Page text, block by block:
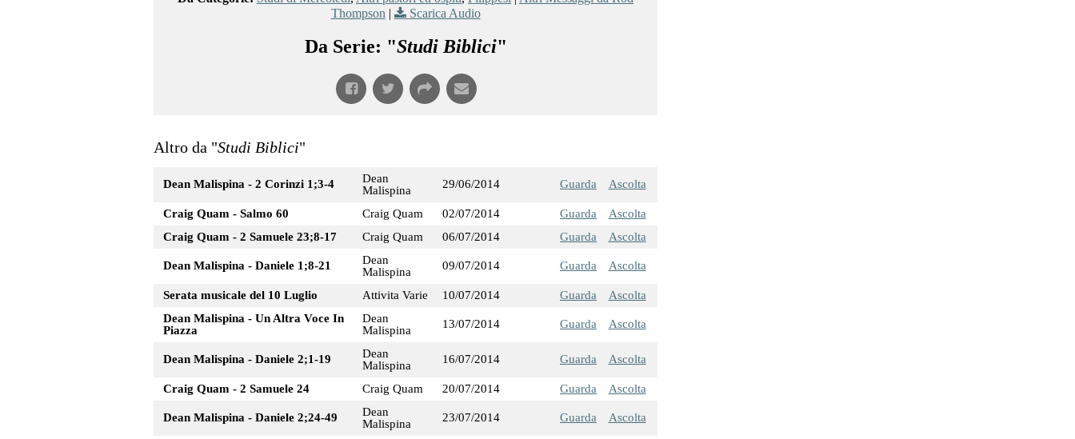
Thompson | Scarica Audio
Da Serie: "Studi Biblici"
Altro da "Studi Biblici"
Dean Malispina - 2 Corinzi 1;3-4
Dean
Malispina
29/06/2014 Guarda Ascolta
Craig Quam - Salmo 60 Craig Quam 02/07/2014 Guarda
Ascolta
Craig Quam - 2 Samuele 23;8-17
Craig Quam 06/07/2014 Guarda Ascolta
Dean Malispina - Daniele 1;8-21
Dean
Malispina
09/07/2014 Guarda Ascolta
Serata musicale del 10 Luglio Attivita Varie 10/07/2014 Guarda
Ascolta
Dean Malispina - Un Altra Voce In
Piazza
Dean
Malispina
13/07/2014 Guarda Ascolta
Dean Malispina - Daniele 2;1-19
Dean
Malispina
16/07/2014 Guarda Ascolta
Craig Quam - 2 Samuele 24 Craig Quam 20/07/2014 Guarda Ascolta
Dean Malispina - Daniele 2;24-49
Dean
Malispina
23/07/2014 Guarda Ascolta